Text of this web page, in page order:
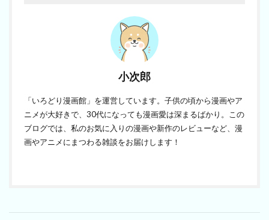
小次郎
「いろどり漫画館」を運営しています。子供の頃から漫画やア
ニメが大好きで、30代になっても漫画愛は深まるばかり。この
ブログでは、私のお気に入りの漫画や新作のレビューなど、漫
画やアニメにまつわる雑談をお届けします！